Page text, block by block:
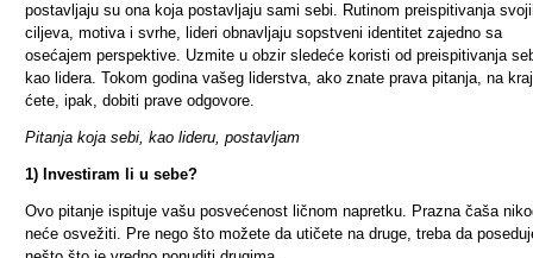
postavljaju su ona koja postavljaju sami sebi. Rutinom preispitivanja
ciljeva, motiva i svrhe, lideri obnavljaju sopstveni identitet zajedno sa
osećajem perspektive. Uzmite u obzir sledeće koristi od preispitivanja
kao lidera. Tokom godina vašeg liderstva, ako znate prava pitanja, na
ćete, ipak, dobiti prave odgovore.
Pitanja koja sebi, kao lideru, postavljam
1) Investiram li u sebe?
Ovo pitanje ispituje vašu posvećenost ličnom napretku. Prazna čaša
neće osvežiti. Pre nego što možete da utičete na druge, treba da